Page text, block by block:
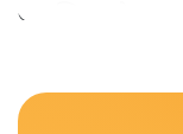
उपलब्धि बताने पर